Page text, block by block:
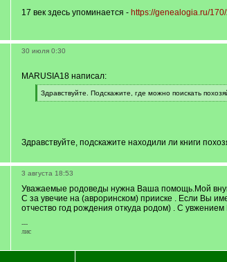
17 век здесь упоминается - https://genealogia.ru/
30 июля 0:30
MARUSIA18 написал:
[
q
Здравствуйте. Подскажите, где можно поискать
[
Здравствуйте, подскажите находили ли книги
3 августа 18:53
Уважаемые родоведы нужна Ваша помощь.Мой
С за увечие на (авроринском) прииске . Если Вы
отчество год рождения откуда родом) . С
---
лис